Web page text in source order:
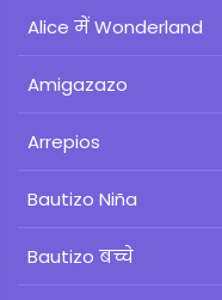
Alice में Wonderland
Amigazazo
Arrepios
Bautizo Niña
Bautizo बच्चे